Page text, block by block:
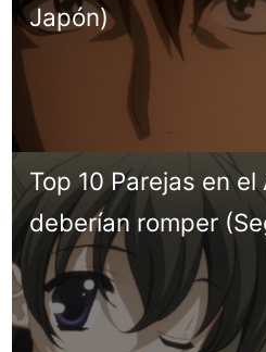
Japón)
Top 10 Parejas en el
deberían romper